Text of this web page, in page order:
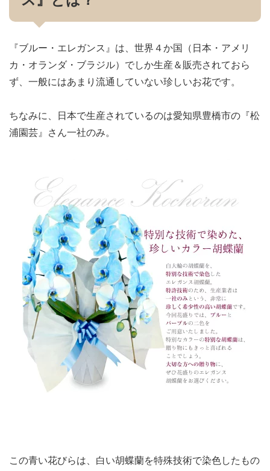
『ブルー・エレガンス』は、世界４か国（日本・アメリ
カ・オランダ・ブラジル）でしか生産＆販売されておら
ず、一般にはあまり流通していない珍しいお花です。
ちなみに、日本で生産されているのは愛知県豊橋市の『松
浦園芸』さん一社のみ。
この青い花びらは、白い胡蝶蘭を特殊技術で染色したもの